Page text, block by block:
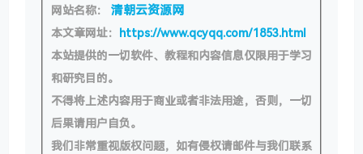
网站名称： 清朝云资源网
本文章网址： https://www.qcyqq.com/1853.html
本站提供的一切软件、教程和内容信息仅限用于学习
和研究目的。
不得将上述内容用于商业或者非法用途，否则，一切
后果请用户自负。
我们非常重视版权问题，如有侵权请邮件与我们联系